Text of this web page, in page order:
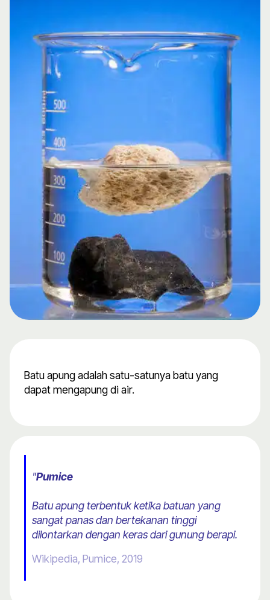
Batu apung adalah satu-satunya batu yang
dapat mengapung di air.
"Pumice
Batu apung terbentuk ketika batuan yang
sangat panas dan bertekanan tinggi
dilontarkan dengan keras dari gunung berapi.
Wikipedia, Pumice, 2019